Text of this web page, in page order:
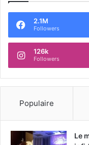
2.1M
Followers
126k
Followers
Populaire
Le